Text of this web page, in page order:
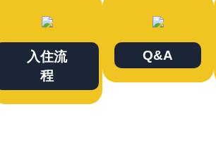
入住流
程
Q&A